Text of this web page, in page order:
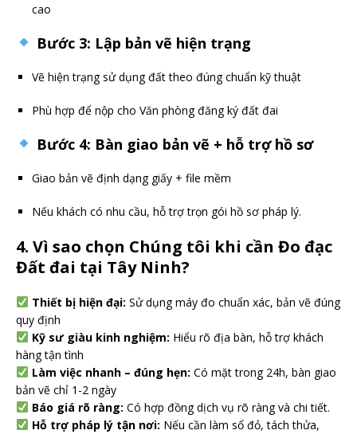
cao
Bước 3: Lập bản vẽ hiện trạng
Vẽ hiện trạng sử dụng đất theo đúng chuẩn kỹ thuật
Phù hợp để nộp cho Văn phòng đăng ký đất đai
Bước 4: Bàn giao bản vẽ + hỗ trợ hồ sơ
Giao bản vẽ định dạng giấy + file mềm
Nếu khách có nhu cầu, hỗ trợ trọn gói hồ sơ pháp lý.
4. Vì sao chọn Chúng tôi khi cần Đo đạc
Đất đai tại Tây Ninh?
Thiết bị hiện đại: Sử dụng máy đo chuẩn xác, bản vẽ đúng
quy định
Kỹ sư giàu kinh nghiệm: Hiểu rõ địa bàn, hỗ trợ khách
hàng tận tình
Làm việc nhanh – đúng hẹn: Có mặt trong 24h, bàn giao
bản vẽ chỉ 1-2 ngày
Báo giá rõ ràng: Có hợp đồng dịch vụ rõ ràng và chi tiết.
Hỗ trợ pháp lý tận nơi: Nếu cần làm sổ đỏ, tách thửa,